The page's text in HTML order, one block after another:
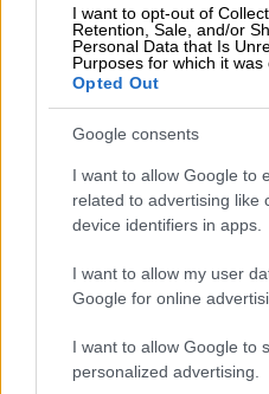
I want to opt-out of
Retention, Sale, and/or
Personal Data that Is
Purposes for which it was
Opted Out
Google consents
I want to allow Google to
related to advertising like
device identifiers in apps.
I want to allow my user
Google for online
I want to allow Google to
personalized advertising.